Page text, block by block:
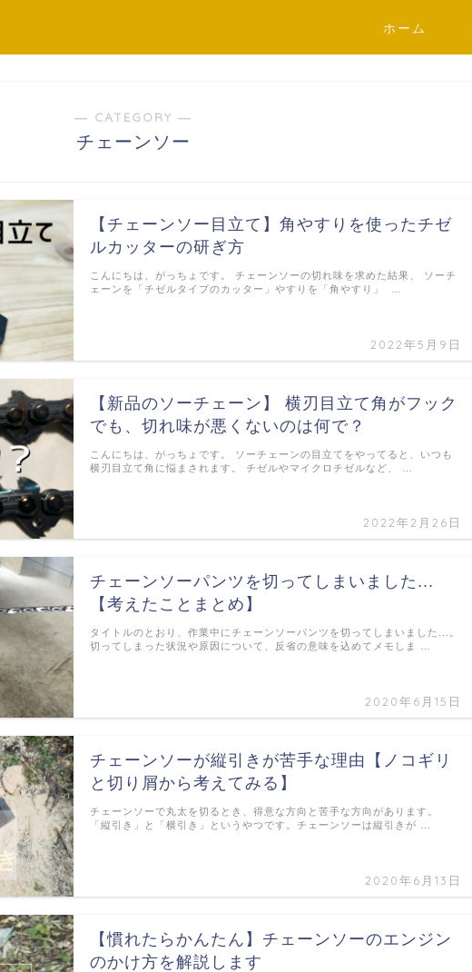
ホーム
― CATEGORY ―
チェーンソー
【チェーンソー目立て】角やすりを使ったチゼ
ルカッターの研ぎ方
2022年5月9日
こんにちは、がっちょです。 チェーンソーの切れ味を求めた結果、 ソーチ
ェーンを「チゼルタイプのカッター」やすりを「角やすり」 …
【新品のソーチェーン】 横刃目立て角がフック
でも、切れ味が悪くないのは何で？
2022年2月26日
こんにちは、がっちょです。 ソーチェーンの目立てをやってると、いつも
横刃目立て角に悩まされます。 チゼルやマイクロチゼルなど、 …
チェーンソーパンツを切ってしまいました...
【考えたことまとめ】
2020年6月15日
タイトルのとおり、作業中にチェーンソーパンツを切ってしまいました...。
切ってしまった状況や原因について、反省の意味を込めてメモしま …
チェーンソーが縦引きが苦手な理由【ノコギリ
と切り屑から考えてみる】
2020年6月13日
チェーンソーで丸太を切るとき、得意な方向と苦手な方向があります。
「縦引き」と「横引き」というやつです。チェーンソーは縦引きが …
【慣れたらかんたん】チェーンソーのエンジン
のかけ方を解説します